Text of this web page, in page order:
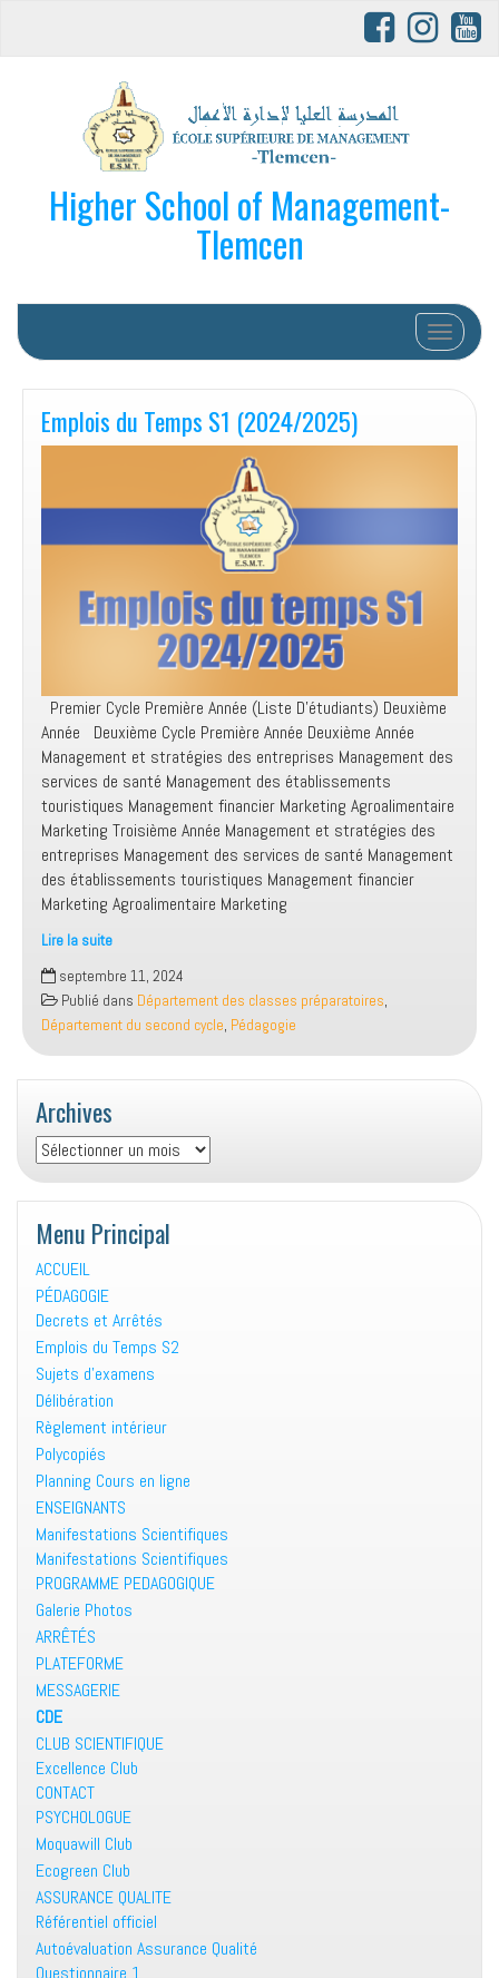
Higher School of Management-
Tlemcen
Afficher/
Emplois du Temps S1 (2024/2025)
Premier Cycle Première Année (Liste D’étudiants) Deuxième
Année Deuxième Cycle Première Année Deuxième Année
Management et stratégies des entreprises Management des
services de santé Management des établissements
touristiques Management financier Marketing Agroalimentaire
Marketing Troisième Année Management et stratégies des
entreprises Management des services de santé Management
des établissements touristiques Management financier
Marketing Agroalimentaire Marketing
Lire la suite
Emplois
du
Temps
S1
(2024/2025)
septembre 11, 2024
Publié dans Département des classes préparatoires,
Département du second cycle, Pédagogie
Archives
Archives
Menu Principal
ACCUEIL
PÉDAGOGIE
Decrets et Arrêtés
Emplois du Temps S2
Sujets d’examens
Délibération
Règlement intérieur
Polycopiés
Planning Cours en ligne
ENSEIGNANTS
Manifestations Scientifiques
Manifestations Scientifiques
PROGRAMME PEDAGOGIQUE
Galerie Photos
ARRÊTÉS
PLATEFORME
MESSAGERIE
CDE
CLUB SCIENTIFIQUE
Excellence Club
CONTACT
PSYCHOLOGUE
Moquawill Club
Ecogreen Club
ASSURANCE QUALITE
Référentiel officiel
Autoévaluation Assurance Qualité
Questionnaire 1